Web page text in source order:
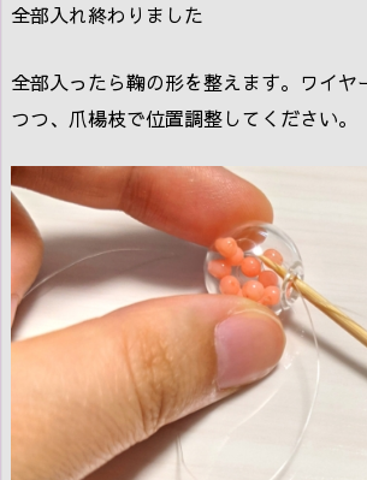
全部入れ終わりました
全部入ったら鞠の形を整えます。ワイヤ
つつ、爪楊枝で位置調整してください。